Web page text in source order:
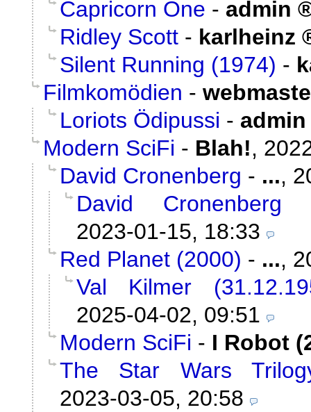
Capricorn One - admin
Ridley Scott - karlheinz
Silent Running (1974) -
Filmkomödien -
Loriots Ödipussi - admin
Modern SciFi - Blah!,
David Cronenberg - ...,
David Cronenberg
2023-01-15, 18:33
Red Planet (2000) - ...,
Val Kilmer
2025-04-02, 09:51
Modern SciFi - I Robot
The Star Wars
2023-03-05, 20:58